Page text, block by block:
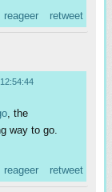
reageer
retweet
, the
way to go.
reageer
retweet